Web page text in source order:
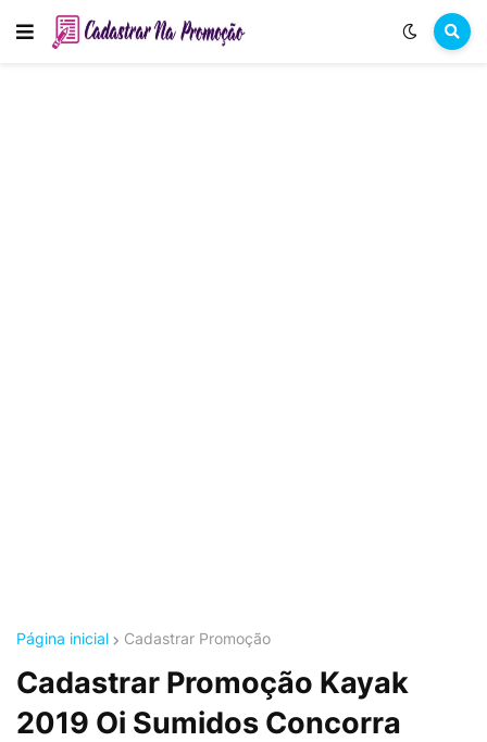
Página inicial Cadastrar Promoção
Cadastrar Promoção Kayak
2019 Oi Sumidos Concorra